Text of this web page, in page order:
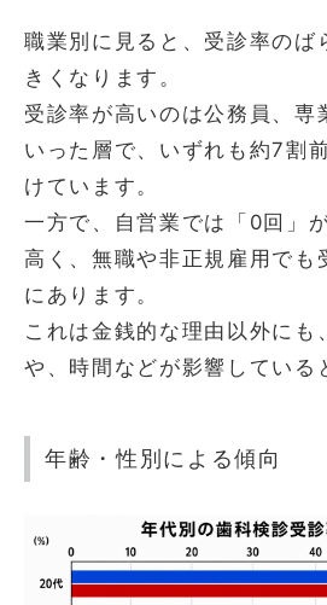
職業別に見ると、受診率のば
きくなります。
受診率が高いのは公務員、専
いった層で、いずれも約7割
けています。
一方で、自営業では「0回」
高く、無職や非正規雇用でも
にあります。
これは金銭的な理由以外にも
や、時間などが影響している
年齢・性別による傾向